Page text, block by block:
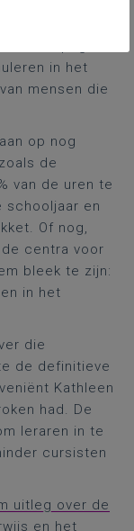
in het
mensen die
op nog
de
van de uren te
schooljaar en
Of nog,
centra voor
bleek te zijn:
in het
die
de definitieve
Kathleen
had. De
leraren in te
cursisten
uitleg over de
en het